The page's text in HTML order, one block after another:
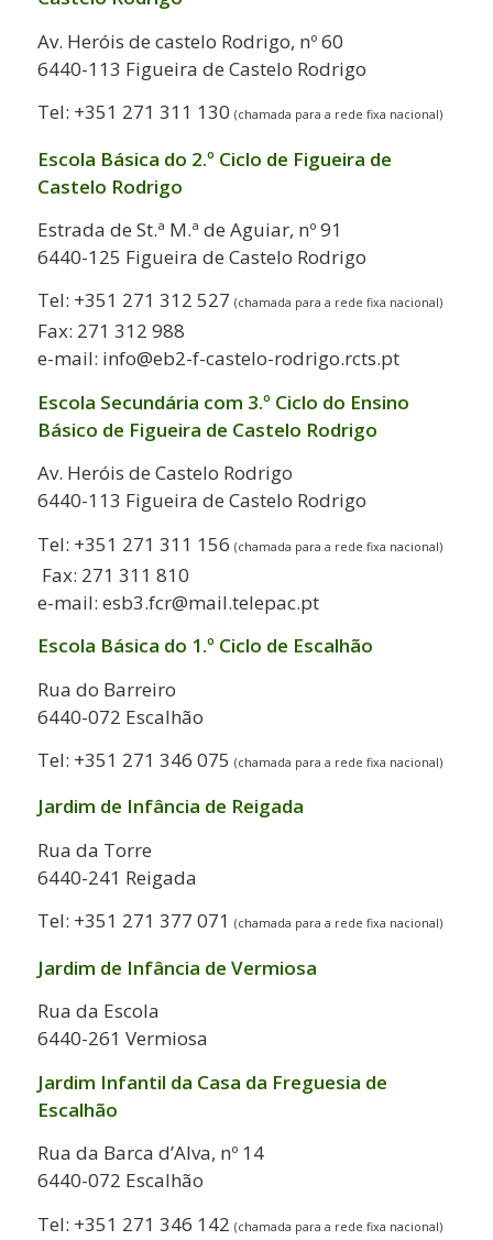
Av. Heróis de castelo Rodrigo, nº 60
6440-113 Figueira de Castelo Rodrigo
Tel: +351 271 311 130 (chamada para a rede fixa nacional)
Escola Básica do 2.º Ciclo de Figueira de
Castelo Rodrigo
Estrada de St.ª M.ª de Aguiar, nº 91
6440-125 Figueira de Castelo Rodrigo
Tel: +351 271 312 527 (chamada para a rede fixa nacional)
Fax: 271 312 988
e-mail: info@eb2-f-castelo-rodrigo.rcts.pt
Escola Secundária com 3.º Ciclo do Ensino
Básico de Figueira de Castelo Rodrigo
Av. Heróis de Castelo Rodrigo
6440-113 Figueira de Castelo Rodrigo
Tel: +351 271 311 156 (chamada para a rede fixa nacional)
Fax: 271 311 810
e-mail: esb3.fcr@mail.telepac.pt
Escola Básica do 1.º Ciclo de Escalhão
Rua do Barreiro
6440-072 Escalhão
Tel: +351 271 346 075 (chamada para a rede fixa nacional)
Jardim de Infância de Reigada
Rua da Torre
6440-241 Reigada
Tel: +351 271 377 071 (chamada para a rede fixa nacional)
Jardim de Infância de Vermiosa
Rua da Escola
6440-261 Vermiosa
Jardim Infantil da Casa da Freguesia de
Escalhão
Rua da Barca d’Alva, nº 14
6440-072 Escalhão
Tel: +351 271 346 142 (chamada para a rede fixa nacional)